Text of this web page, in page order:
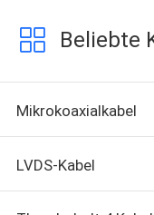
Beliebte
Mikrokoaxialkabel
LVDS-Kabel